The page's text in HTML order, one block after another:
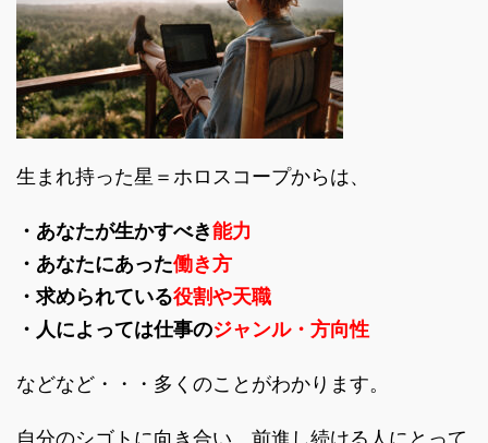
生まれ持った星＝ホロスコープからは、
・あなたが生かすべき能力
・あなたにあった働き方
・求められている役割や天職
・人によっては仕事のジャンル・方向性
などなど・・・多くのことがわかります。